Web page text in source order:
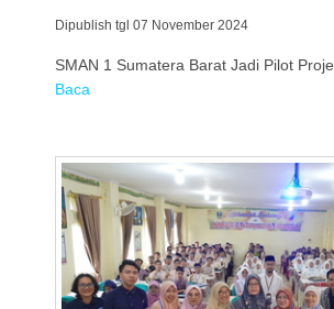
Dipublish tgl 07 November 2024
SMAN 1 Sumatera Barat Jadi Pilot
Baca